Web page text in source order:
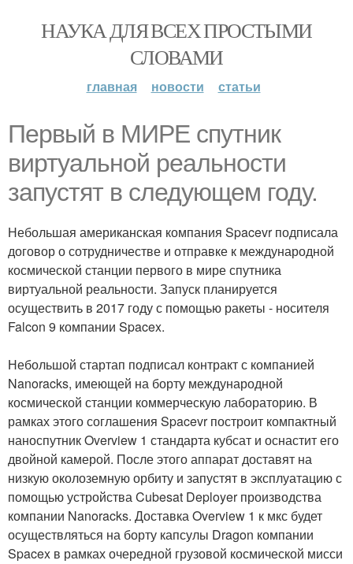
НАУКА ДЛЯ ВСЕХ ПРОСТЫМИ
СЛОВАМИ
главная новости статьи
Первый в МИРЕ спутник
виртуальной реальности
запустят в следующем году.
Небольшая американская компания Spacevr подписала
договор о сотрудничестве и отправке к международной
космической станции первого в мире спутника
виртуальной реальности. Запуск планируется
осуществить в 2017 году с помощью ракеты - носителя
Falcon 9 компании Spacex.
Небольшой стартап подписал контракт с компанией
Nanoracks, имеющей на борту международной
космической станции коммерческую лабораторию. В
рамках этого соглашения Spacevr построит компактный
наноспутник Overview 1 стандарта кубсат и оснастит его
двойной камерой. После этого аппарат доставят на
низкую околоземную орбиту и запустят в эксплуатацию с
помощью устройства Cubesat Deployer производства
компании Nanoracks. Доставка Overview 1 к мкс будет
осуществляться на борту капсулы Dragon компании
Spacex в рамках очередной грузовой космической мисси